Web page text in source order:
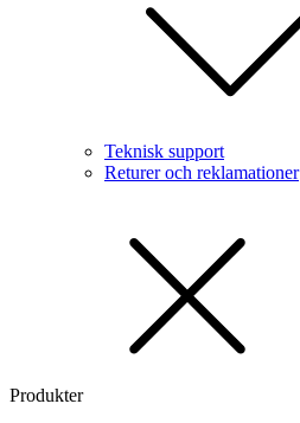
Teknisk support
Returer och reklamationer
Produkter